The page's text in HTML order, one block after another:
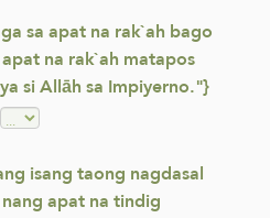
sa apat na rak`ah bago
na rak`ah matapos
si Allāh sa Impiyerno."}
isang taong nagdasal
apat na tindig